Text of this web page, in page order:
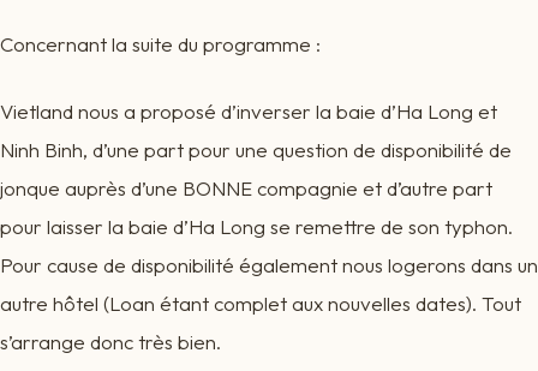
Concernant la suite du programme :
Vietland nous a proposé d’inverser la baie d’Ha Long et
Ninh Binh, d’une part pour une question de disponibilité de
jonque auprès d’une BONNE compagnie et d’autre part
pour laisser la baie d’Ha Long se remettre de son typhon.
Pour cause de disponibilité également nous logerons dans un
autre hôtel (Loan étant complet aux nouvelles dates). Tout
s’arrange donc très bien.